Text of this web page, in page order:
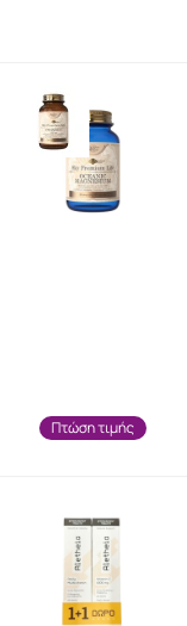
Πτώση τιμής